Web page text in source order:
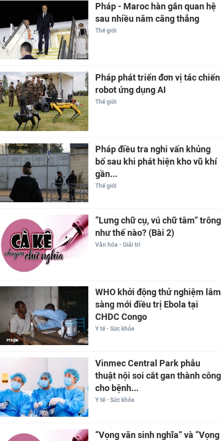
Pháp - Maroc hàn gắn quan hệ
sau nhiều năm căng thẳng
Thế giới
Pháp phát triển đơn vị tác chiến
robot ứng dụng AI
Thế giới
Pháp điều tra nghi vấn khủng
bố sau khi phát hiện kho vũ khí
gần...
Thế giới
“Lưng chữ cụ, vú chữ tâm” trông
như thế nào? (Bài 2)
Văn hóa - Giải trí
WHO khởi động thử nghiệm lâm
sàng mới điều trị Ebola tại
CHDC Congo
Y tế - Sức khỏe
Vinmec Central Park phẫu
thuật nội soi cắt gan thành công
cho bệnh...
Y tế - Sức khỏe
“Vọng văn sinh nghĩa” và “Vọng